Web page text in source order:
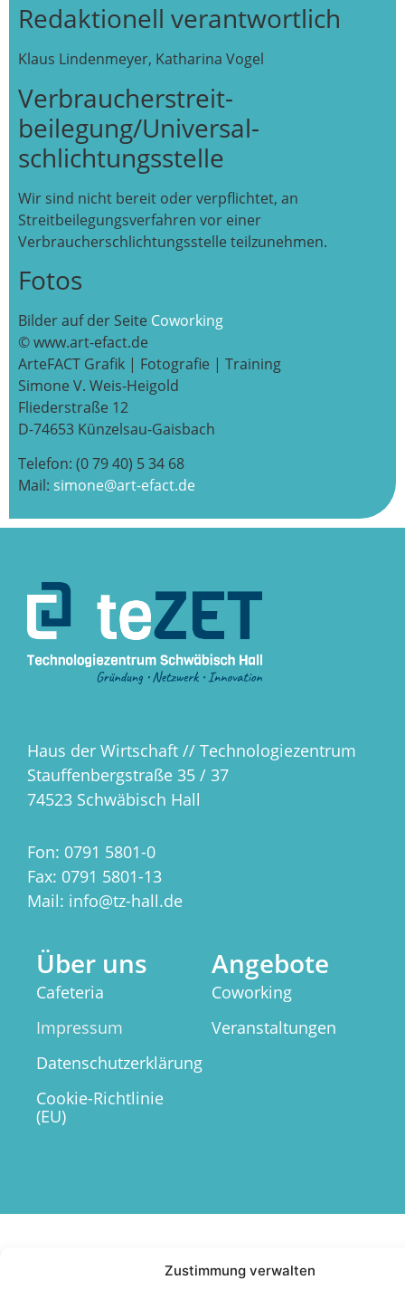
Zustimmung verwalten
Redaktionell verantwortlich
Klaus Lindenmeyer, Katharina Vogel
Verbraucher­streit­
beilegung/Universal­
schlichtungs­stelle
Wir sind nicht bereit oder verpflichtet, an
Streitbeilegungsverfahren vor einer
Verbraucherschlichtungsstelle teilzunehmen.
Fotos
Bilder auf der Seite Coworking
© www.art-efact.de
ArteFACT Grafik | Fotografie | Training
Simone V. Weis-Heigold
Fliederstraße 12
D-74653 Künzelsau-Gaisbach
Telefon: (0 79 40) 5 34 68
Mail: simone@art-efact.de
Haus der Wirtschaft // Technologiezentrum
Stauffenbergstraße 35 / 37
74523 Schwäbisch Hall
Fon: 0791 5801-0
Fax: 0791 5801-13
Mail: info@tz-hall.de
Über uns
Cafeteria
Impressum
Datenschutzerklärung
Cookie-Richtlinie
(EU)
Angebote
Coworking
Veranstaltungen